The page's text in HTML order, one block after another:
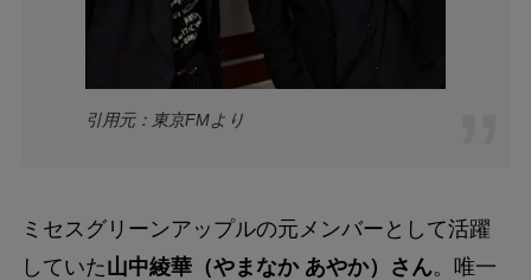
引用元：東京FMより
ミセスグリーンアップルの元メンバーとして活躍
していた山中綾華（やまなか あやか）さん。唯一